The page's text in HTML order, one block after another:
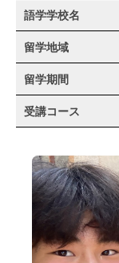
語学学校名
留学地域
留学期間
受講コース